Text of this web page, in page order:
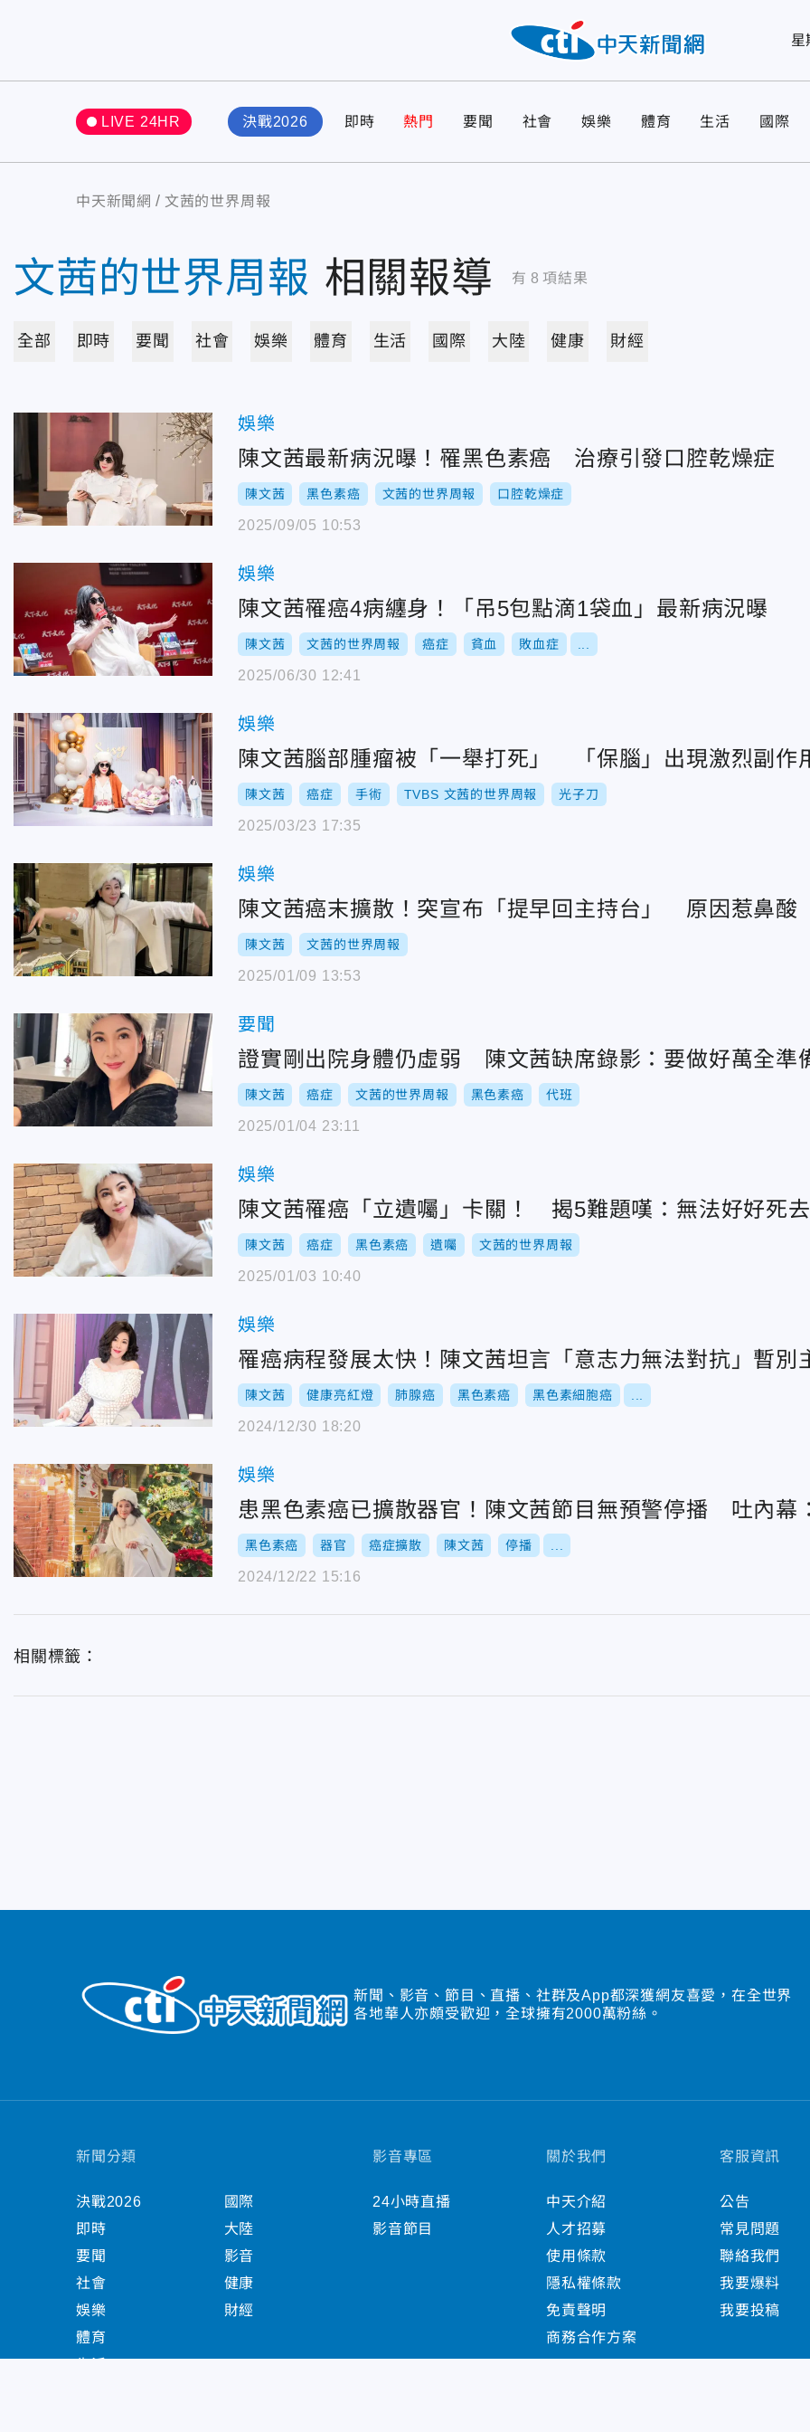
星
LIVE 24HR 決戰2026 即時 熱門 要聞 社會 娛樂 體育 生活 國際
中天新聞網 文茜的世界周報
文茜的世界周報 相關報導 有 8 項結果
全部 即時 要聞 社會 娛樂 體育 生活 國際 大陸 健康 財經
娛樂
陳文茜最新病況曝！罹黑色素癌 治療引發口腔乾燥症
陳文茜 黑色素癌 文茜的世界周報 口腔乾燥症
2025/09/05 10:53
娛樂
陳文茜罹癌4病纏身！「吊5包點滴1袋血」最新病況曝
陳文茜 文茜的世界周報 癌症 貧血 敗血症
2025/06/30 12:41
娛樂
陳文茜腦部腫瘤被「一舉打死」 「保腦」出現激烈副作
陳文茜 癌症 手術 TVBS 文茜的世界周報 光子刀
2025/03/23 17:35
娛樂
陳文茜癌末擴散！突宣布「提早回主持台」 原因惹鼻酸
陳文茜 文茜的世界周報
2025/01/09 13:53
要聞
證實剛出院身體仍虛弱 陳文茜缺席錄影：要做好萬全準
陳文茜 癌症 文茜的世界周報 黑色素癌 代班
2025/01/04 23:11
娛樂
陳文茜罹癌「立遺囑」卡關！ 揭5難題嘆：無法好好死去
陳文茜 癌症 黑色素癌 遺囑 文茜的世界周報
2025/01/03 10:40
娛樂
罹癌病程發展太快！陳文茜坦言「意志力無法對抗」暫別
陳文茜 健康亮紅燈 肺腺癌 黑色素癌 黑色素細胞癌
2024/12/30 18:20
娛樂
患黑色素癌已擴散器官！陳文茜節目無預警停播 吐內幕
黑色素癌 器官 癌症擴散 陳文茜 停播
2024/12/22 15:16
相關標籤：
新聞、影音、節目、直播、社群及App都深獲網友喜愛，在全世界
各地華人亦頗受歡迎，全球擁有2000萬粉絲。
新聞分類
決戰2026
即時
要聞
社會
娛樂
體育
國際
大陸
影音
健康
財經
影音專區
24小時直播
影音節目
關於我們
中天介紹
人才招募
使用條款
隱私權條款
免責聲明
商務合作方案
客服資訊
公告
常見問題
聯絡我們
我要爆料
我要投稿